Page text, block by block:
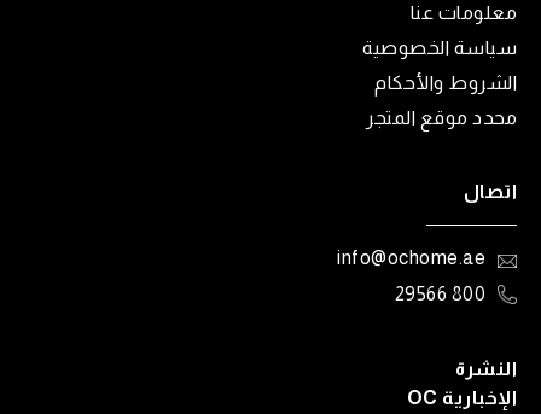
معلومات عنا
سياسة الخصوصية
الشروط والأحكام
محدد موقع المتجر
اتصال
info@ochome.ae
800 29566
النشرة
الإخبارية OC